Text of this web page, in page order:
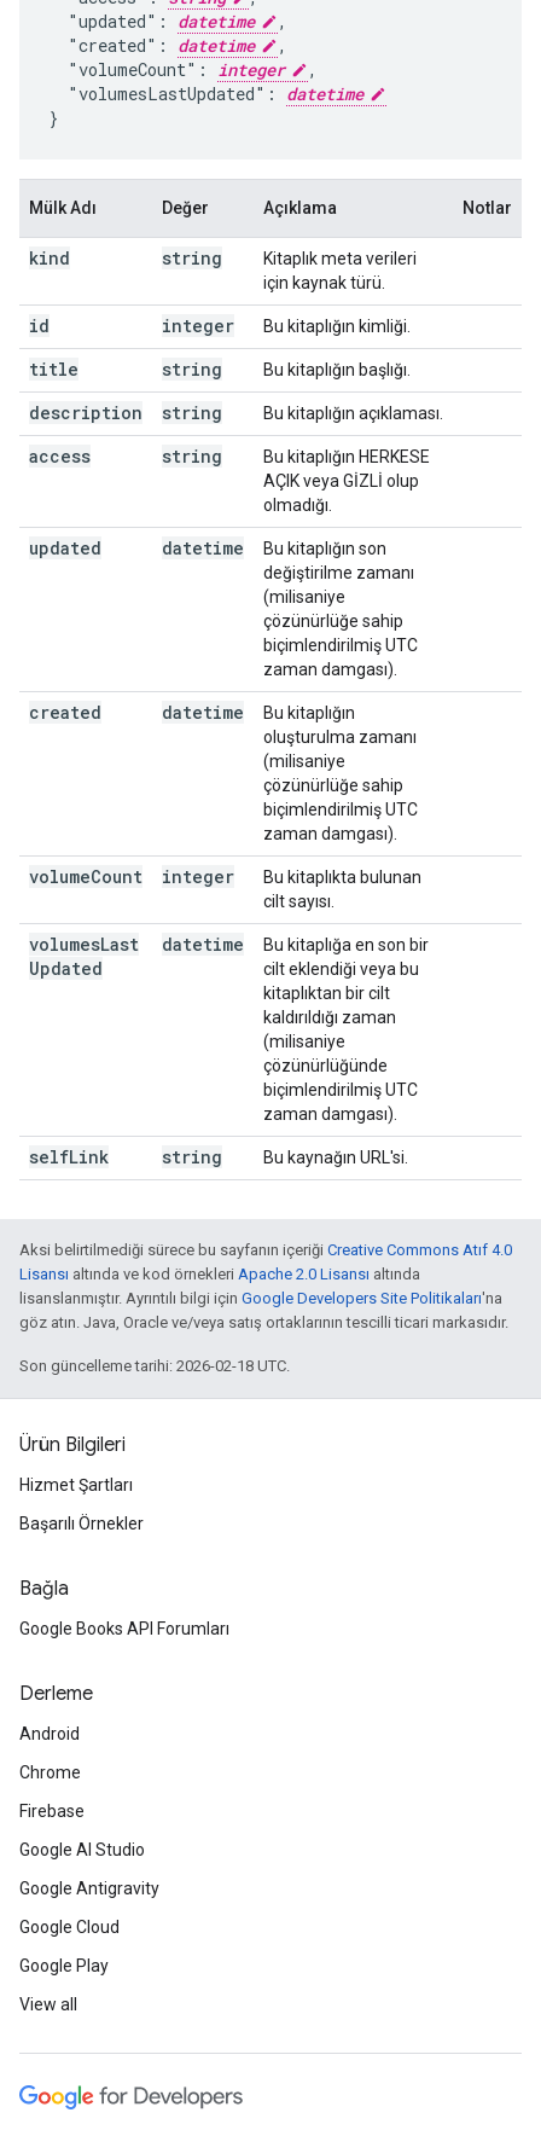
  "updated":
datetime
,
  "created":
datetime
,
  "volumeCount":
integer
,
  "volumesLastUpdated":
datetime
}
Mülk Adı Değer Açıklama Notlar
kind string
Kitaplık meta verileri
için kaynak türü.
id integer Bu kitaplığın kimliği.
title string Bu kitaplığın başlığı.
description string Bu kitaplığın açıklaması.
access string
Bu kitaplığın HERKESE
AÇIK veya GİZLİ olup
olmadığı.
updated datetime
Bu kitaplığın son
değiştirilme zamanı
(milisaniye
çözünürlüğe sahip
biçimlendirilmiş UTC
zaman damgası).
created datetime
Bu kitaplığın
oluşturulma zamanı
(milisaniye
çözünürlüğe sahip
biçimlendirilmiş UTC
zaman damgası).
volumeCount integer
Bu kitaplıkta bulunan
cilt sayısı.
volumesLast
Updated
datetime
Bu kitaplığa en son bir
cilt eklendiği veya bu
kitaplıktan bir cilt
kaldırıldığı zaman
(milisaniye
çözünürlüğünde
biçimlendirilmiş UTC
zaman damgası).
selfLink string Bu kaynağın URL'si.
Aksi belirtilmediği sürece bu sayfanın içeriği Creative Commons Atıf 4.0
Lisansı altında ve kod örnekleri Apache 2.0 Lisansı altında
lisanslanmıştır. Ayrıntılı bilgi için Google Developers Site Politikaları'na
göz atın. Java, Oracle ve/veya satış ortaklarının tescilli ticari markasıdır.
Son güncelleme tarihi: 2026-02-18 UTC.
Ürün Bilgileri
Hizmet Şartları
Başarılı Örnekler
Bağla
Google Books API Forumları
Derleme
Android
Chrome
Firebase
Google AI Studio
Google Antigravity
Google Cloud
Google Play
View all